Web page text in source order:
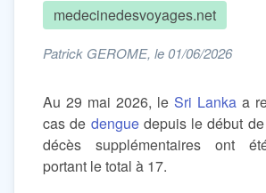
medecinedesvoyages.net
Patrick GEROME, le 01/06/2026
Au 29 mai 2026, le Sri Lanka a
cas de denguedepuis le début
décès supplémentaires ont
portant le total à 17.